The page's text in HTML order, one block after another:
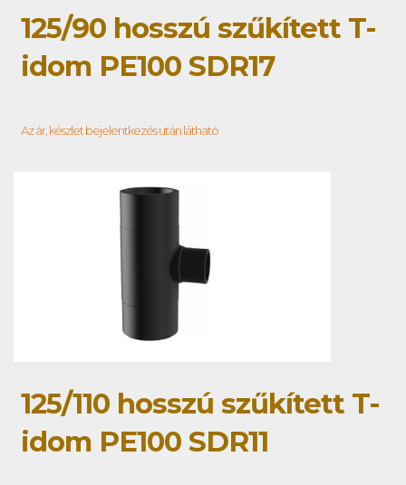
125/90 hosszú szűkített T-
idom PE100 SDR17
Az ár, készlet bejelentkezés után látható
125/110 hosszú szűkített T-
idom PE100 SDR11